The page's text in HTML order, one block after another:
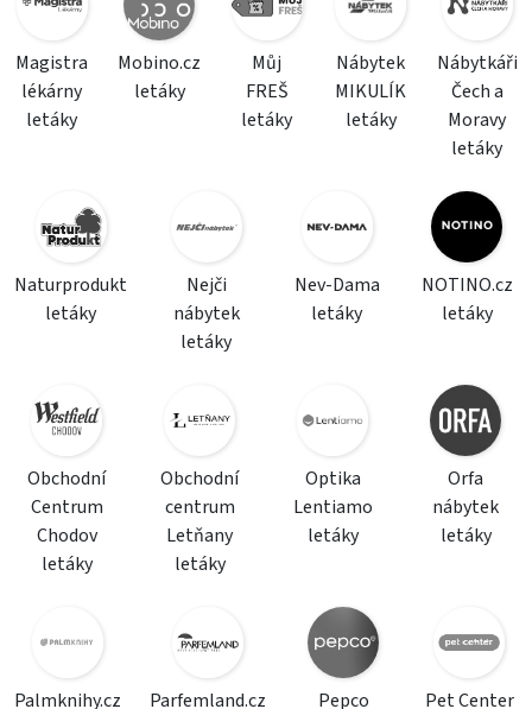
Magistra
lékárny
letáky
Mobino.cz
letáky
Můj
FREŠ
letáky
Nábytek
MIKULÍK
letáky
Nábytkáři
Čech a
Moravy
letáky
Naturprodukt
letáky
Nejči
nábytek
letáky
Nev-Dama
letáky
NOTINO.cz
letáky
Obchodní
Centrum
Chodov
letáky
Obchodní
centrum
Letňany
letáky
Optika
Lentiamo
letáky
Orfa
nábytek
letáky
Palmknihy.cz Parfemland.cz Pepco Pet Center